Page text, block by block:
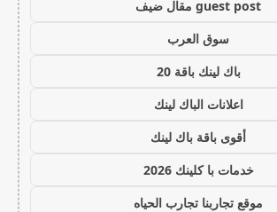
guest post مقال ضيف
سوق العرب
باك لينك باقة 20
اعلانات الباك لينك
أقوى باقة باك لينك
خدمات با كلينك 2026
موقع تجاربنا تجارب الحياه